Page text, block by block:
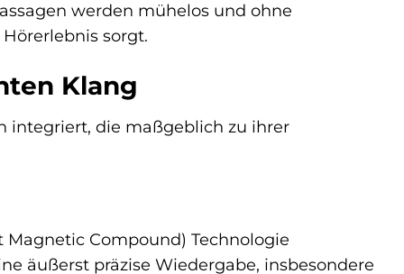
werden mühelos und ohne
sorgt.
Klang
integriert, die maßgeblich zu ihrer
Compound) Technologie
äußerst präzise Wiedergabe, insbesondere